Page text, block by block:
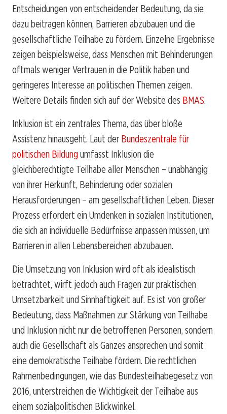
Entscheidungen von entscheidender Bedeutung, da sie
dazu beitragen können, Barrieren abzubauen und die
gesellschaftliche Teilhabe zu fördern. Einzelne Ergebnisse
zeigen beispielsweise, dass Menschen mit Behinderungen
oftmals weniger Vertrauen in die Politik haben und
geringeres Interesse an politischen Themen zeigen.
Weitere Details finden sich auf der Website des BMAS.
Inklusion ist ein zentrales Thema, das über bloße
Assistenz hinausgeht. Laut der Bundeszentrale für
politischen Bildung umfasst Inklusion die
gleichberechtigte Teilhabe aller Menschen – unabhängig
von ihrer Herkunft, Behinderung oder sozialen
Herausforderungen – am gesellschaftlichen Leben. Dieser
Prozess erfordert ein Umdenken in sozialen Institutionen,
die sich an individuelle Bedürfnisse anpassen müssen, um
Barrieren in allen Lebensbereichen abzubauen.
Die Umsetzung von Inklusion wird oft als idealistisch
betrachtet, wirft jedoch auch Fragen zur praktischen
Umsetzbarkeit und Sinnhaftigkeit auf. Es ist von großer
Bedeutung, dass Maßnahmen zur Stärkung von Teilhabe
und Inklusion nicht nur die betroffenen Personen, sondern
auch die Gesellschaft als Ganzes ansprechen und somit
eine demokratische Teilhabe fördern. Die rechtlichen
Rahmenbedingungen, wie das Bundesteilhabegesetz von
2016, unterstreichen die Wichtigkeit der Teilhabe aus
einem sozialpolitischen Blickwinkel.